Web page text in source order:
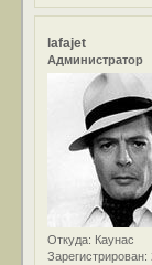
lafajet
Администратор
Откуда: Каунас
Зарегистрирован: